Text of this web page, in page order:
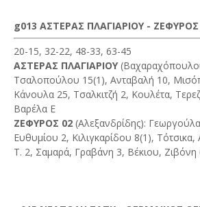
g013 ΑΣΤΕΡΑΣ ΠΛΑΓΙΑΡΙΟΥ - ΖΕΦΥΡΟΣ
20-15, 32-22, 48-33, 63-45
ΑΣΤΕΡΑΣ ΠΛΑΓΙΑΡΙΟΥ
Τσαλοπούλου 15(1), Ανταβαλή 10,
Κάνουλα 25, Τσαλκιτζή 2, Κουλέτα,
Βαρέλα Ε
ΖΕΦΥΡΟΣ 02 (Αλεξανδρίδης):
Ευθυμίου 2, Κιλιγκαρίδου 8(1),
Τ. 2, Σαμαρά, Γραβάνη 3, Βέκιου,